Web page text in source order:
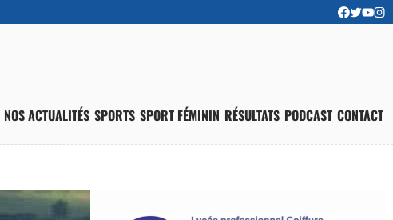
NOS ACTUALITÉS SPORTS SPORT FÉMININ RÉSULTATS PODCAST CONTACT